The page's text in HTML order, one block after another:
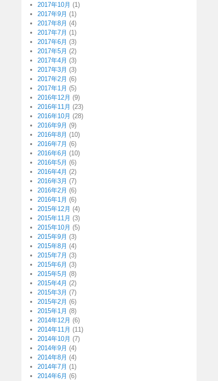
2017年10月 (1)
2017年9月 (1)
2017年8月 (4)
2017年7月 (1)
2017年6月 (3)
2017年5月 (2)
2017年4月 (3)
2017年3月 (3)
2017年2月 (6)
2017年1月 (5)
2016年12月 (9)
2016年11月 (23)
2016年10月 (28)
2016年9月 (9)
2016年8月 (10)
2016年7月 (6)
2016年6月 (10)
2016年5月 (6)
2016年4月 (2)
2016年3月 (7)
2016年2月 (6)
2016年1月 (6)
2015年12月 (4)
2015年11月 (3)
2015年10月 (5)
2015年9月 (3)
2015年8月 (4)
2015年7月 (3)
2015年6月 (3)
2015年5月 (8)
2015年4月 (2)
2015年3月 (7)
2015年2月 (6)
2015年1月 (8)
2014年12月 (6)
2014年11月 (11)
2014年10月 (7)
2014年9月 (4)
2014年8月 (4)
2014年7月 (1)
2014年6月 (6)